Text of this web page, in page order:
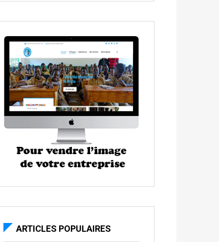
ARTICLES POPULAIRES